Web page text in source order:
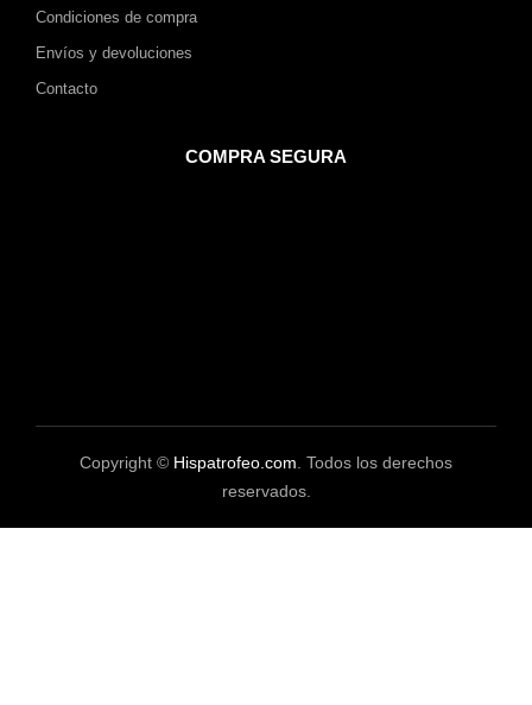
Condiciones de compra
Envíos y devoluciones
Contacto
COMPRA SEGURA
Copyright © Hispatrofeo.com. Todos los derechos
reservados.